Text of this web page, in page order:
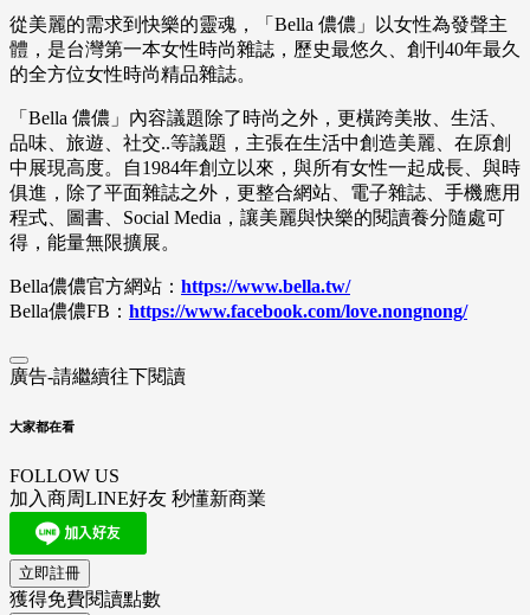
從美麗的需求到快樂的靈魂，「Bella 儂儂」以女性為發聲主
體，是台灣第一本女性時尚雜誌，歷史最悠久、創刊40年最久
的全方位女性時尚精品雜誌。
「Bella 儂儂」內容議題除了時尚之外，更橫跨美妝、生活、
品味、旅遊、社交..等議題，主張在生活中創造美麗、在原創
中展現高度。自1984年創立以來，與所有女性一起成長、與時
俱進，除了平面雜誌之外，更整合網站、電子雜誌、手機應用
程式、圖書、Social Media，讓美麗與快樂的閱讀養分隨處可
得，能量無限擴展。
Bella儂儂官方網站： https://www.bella.tw/
Bella儂儂FB： https://www.facebook.com/love.nongnong/
廣告-請繼續往下閱讀
大家都在看
FOLLOW US
加入商周LINE好友 秒懂新商業
立即註冊
獲得免費閱讀點數